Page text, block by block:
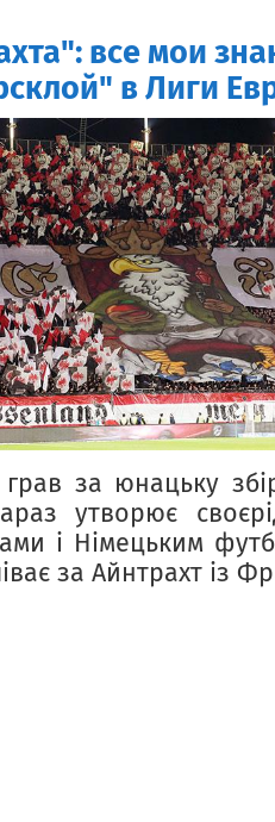
все мои
в Лиги
грав за юнацьку
утворює
і Німецьким
за Айнтрахт із